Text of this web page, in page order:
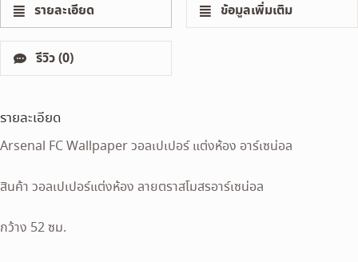
รายละเอียด ข้อมูลเพิ่มเติม
รีวิว (0)
รายละเอียด
Arsenal FC Wallpaper วอลเปเปอร์ แต่งห้อง อาร์เซน่อล
สินค้า วอลเปเปอร์แต่งห้อง ลายตราสโมสรอาร์เซน่อล
กว้าง 52 ซม.